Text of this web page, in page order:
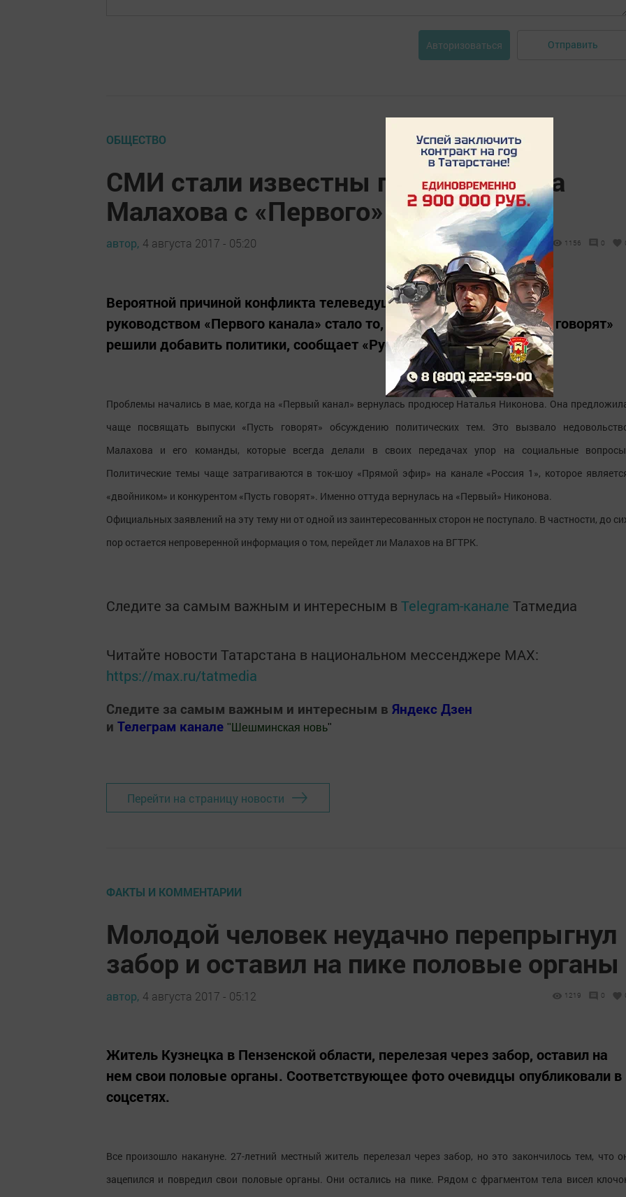
Авторизоваться Отправить
ОБЩЕСТВО
СМИ стали известны причины ухода
Малахова с «Первого»
автор, 4 августа 2017 - 05:20 1156 0
Вероятной причиной конфликта телеведущего Андрея Малахова с
руководством «Первого канала» стало то, что в его ток-шоу «Пусть говорят»
решили добавить политики, сообщает «Русская служба ВВС».
Проблемы начались в мае, когда на «Первый канал» вернулась продюсер Наталья Никонова. Она
чаще посвящать выпуски «Пусть говорят» обсуждению политических тем. Это вызвало
Малахова и его команды, которые всегда делали в своих передачах упор на социальные
Политические темы чаще затрагиваются в ток-шоу «Прямой эфир» на канале «Россия 1», которое
«двойником» и конкурентом «Пусть говорят». Именно оттуда вернулась на «Первый» Никонова.
Официальных заявлений на эту тему ни от одной из заинтересованных сторон не поступало. В частности, до
пор остается непроверенной информация о том, перейдет ли Малахов на ВГТРК.
Следите за самым важным и интересным в Telegram-канале Татмедиа
Читайте новости Татарстана в национальном мессенджере MАХ:
https://max.ru/tatmedia
Следите за самым важным и интересным в Яндекс Дзен
и Телеграм канале " Шешминская новь"
Перейти на страницу новости
ФАКТЫ И КОММЕНТАРИИ
Молодой человек неудачно перепрыгнул
забор и оставил на пике половые органы
автор, 4 августа 2017 - 05:12 1219 0
Житель Кузнецка в Пензенской области, перелезая через забор, оставил на
нем свои половые органы. Соответствующее фото очевидцы опубликовали в
соцсетях.
Все произошло накануне. 27-летний местный житель перелезал через забор, но это закончилось тем, что
зацепился и повредил свои половые органы. Они остались на пике. Рядом с фрагментом тела висел